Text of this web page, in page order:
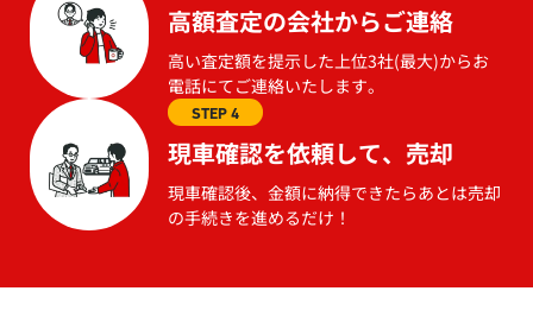
高額査定の会社からご連絡
高い査定額を提示した上位3社(最大)からお
電話にてご連絡いたします。
STEP 4
現車確認を依頼して、売却
現車確認後、金額に納得できたらあとは売却
の手続きを進めるだけ！